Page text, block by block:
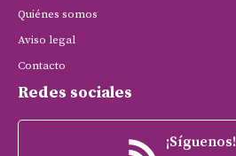
Quiénes somos
Aviso legal
Contacto
Redes sociales
¡Síguenos!